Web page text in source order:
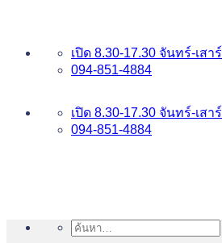
เปิด 8.30-17.30 จันทร์-เสาร์
094-851-4884
เปิด 8.30-17.30 จันทร์-เสาร์
094-851-4884
ค้นหา: